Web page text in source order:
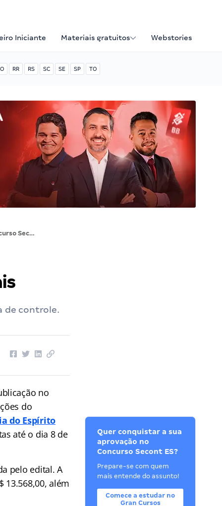
Iniciante Materiais gratuitos Webstories
RR RS SC SE SP TO
Concurso Secont ES: inscrições prorrogadas até (08/07). Saiba mais
de controle.
no
do
do Espírito
até o dia 8 de
pelo edital. A
13.568,00, além
Quer conquistar a sua
aprovação no
Concurso Secont ES?
Prepare-se com quem
mais entende do assunto!
Comece a estudar no
Gran Cursos